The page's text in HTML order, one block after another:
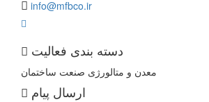
info@mfbco.ir
دسته بندی فعالیت
معدن و متالورژی صنعت ساختمان
ارسال پیام